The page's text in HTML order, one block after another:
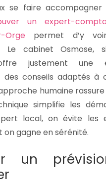
se faire accompagner
un expert-
Orge permet d’y
Le cabinet Osmose,
justement une
conseils adaptés à
humaine
simplifie les
local, on évite les
on gagne en sérénité.
un